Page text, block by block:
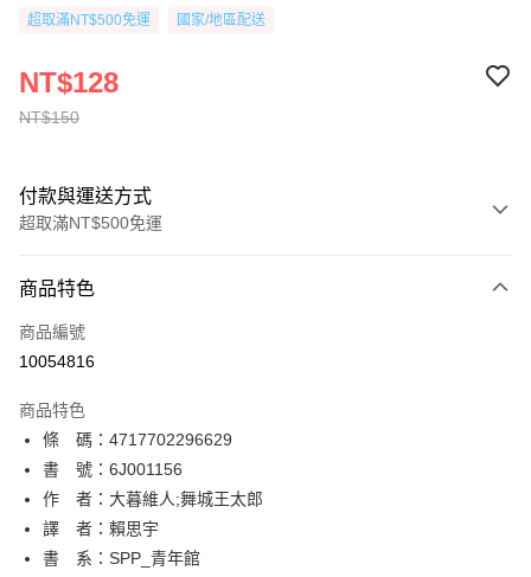
超取滿NT$500免運 國家/地區配送
NT$150
NT$128
付款與運送方式
超取滿NT$500免運
信用卡一次付款
超商取貨付款
相關說明
【關於「AFTEE先享後付」】
AFTEE先享後付是「在收到商品之後才付款」的支付方式。 讓您購物簡單
便利好安心！
１．簡單：不需註冊會員、不需綁卡、不需儲值。
２．便利：只要手機號碼，簡訊認證，即可結帳。
３．安心：先確認商品／服務後，再付款。
ATM付款
運送方式
全家取貨付款
商品特色
商品編號
10054816
商品特色
條 碼：4717702296629
書 號：6J001156
作 者：大暮維人;舞城王太郎
譯 者：賴思宇
書 系：SPP_青年館